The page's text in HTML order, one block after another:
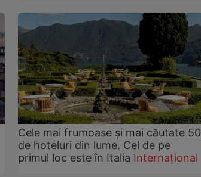
Cele mai frumoase și mai căutate 50
de hoteluri din lume. Cel de pe
primul loc este în Italia Internațional